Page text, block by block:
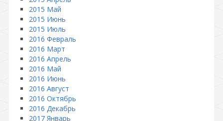
2015 Май
2015 Июнь
2015 Июль
2016 Февраль
2016 Март
2016 Апрель
2016 Май
2016 Июнь
2016 Август
2016 Октябрь
2016 Декабрь
2017 Январь